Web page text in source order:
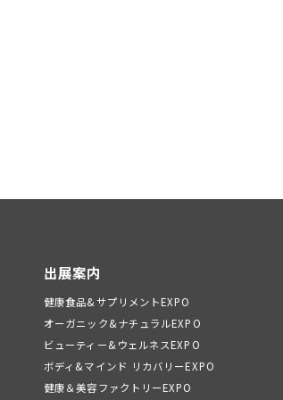
出展案内
健康食品&サプリメントEXPO
オーガニック&ナチュラルEXPO
ビューティー&ウェルネスEXPO
ボディ&マインド リカバリーEXPO
健康＆美容ファクトリーEXPO